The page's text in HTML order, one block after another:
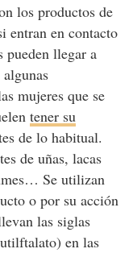
los productos de
entran en contacto
pueden llegar a
mujeres que se
tener su
de lo habitual.
de uñas, lacas
Se utilizan
o por su acción
las siglas
en las